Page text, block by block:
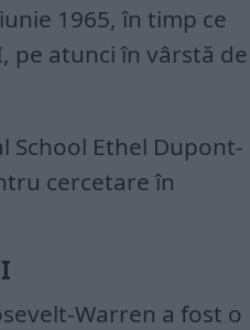
1965, în timp ce
pe atunci în vârstă de
School Ethel Dupont-
cercetare în
Warren a fost o